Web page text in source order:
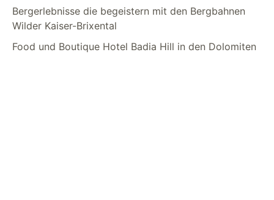
Bergerlebnisse die begeistern mit den Bergbahnen
Wilder Kaiser-Brixental
Food und Boutique Hotel Badia Hill in den Dolomiten